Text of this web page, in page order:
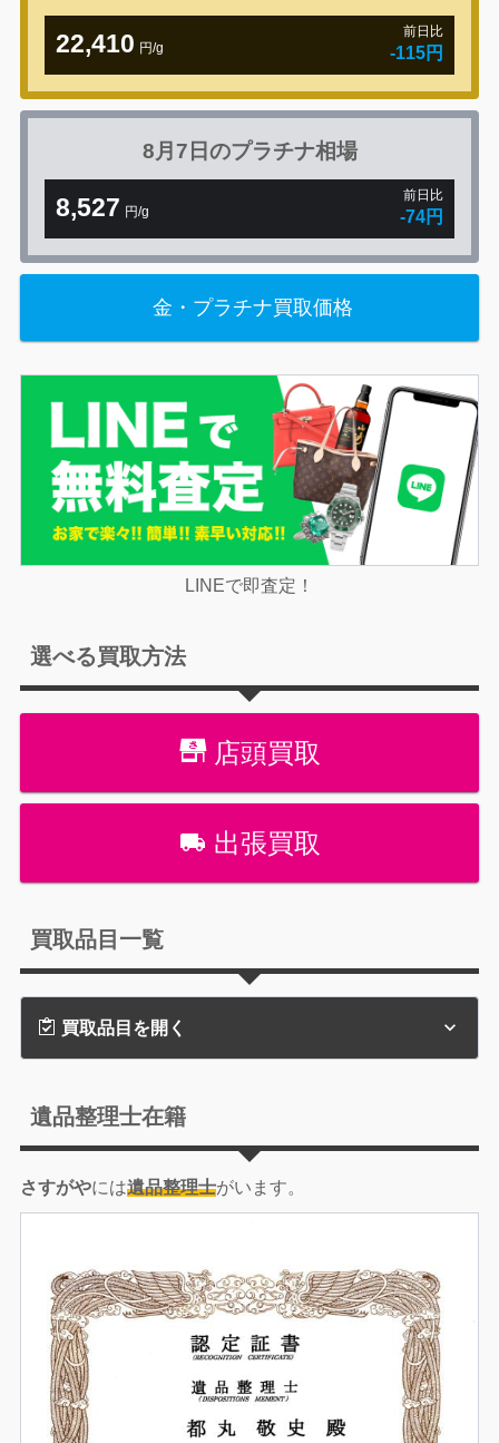
22,410 円/g
前日比
-115円
8月7日のプラチナ相場
8,527 円/g
前日比
-74円
金・プラチナ買取価格
LINEで即査定！
選べる買取方法
店頭買取
出張買取
買取品目一覧
買取品目を開く
遺品整理士在籍
さすがやには遺品整理士がいます。